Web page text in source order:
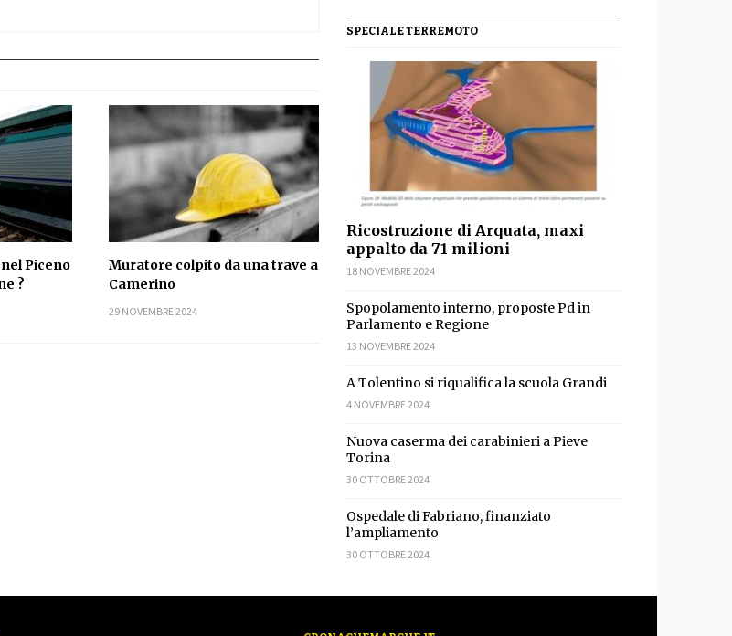
Piceno
?
Muratore colpito da una trave a
Camerino
29 NOVEMBRE 2024
SPECIALE TERREMOTO
Ricostruzione di Arquata, maxi
appalto da 71 milioni
18 NOVEMBRE 2024
Spopolamento interno, proposte Pd in
Parlamento e Regione
13 NOVEMBRE 2024
A Tolentino si riqualifica la scuola Grandi
4 NOVEMBRE 2024
Nuova caserma dei carabinieri a Pieve
Torina
30 OTTOBRE 2024
Ospedale di Fabriano, finanziato
l’ampliamento
30 OTTOBRE 2024